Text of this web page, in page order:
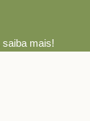
saiba mais!